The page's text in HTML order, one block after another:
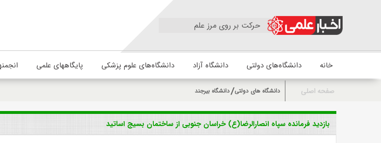
حرکت بر روی مرز علم
خانه دانشگاه‌های دولتی دانشگاه آزاد دانشگاه‌های علوم پزشکی پایگاههای علمی
صفحه اصلی دانشگاه های دولتی دانشگاه بیرجند
بازدید فرمانده سپاه انصارالرضا(ع) خراسان جنوبی از ساختمان بسیج اساتید